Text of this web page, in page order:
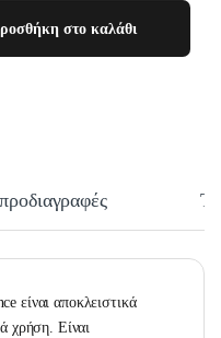
στο καλάθι
είναι αποκλειστικά
χρήση. Είναι